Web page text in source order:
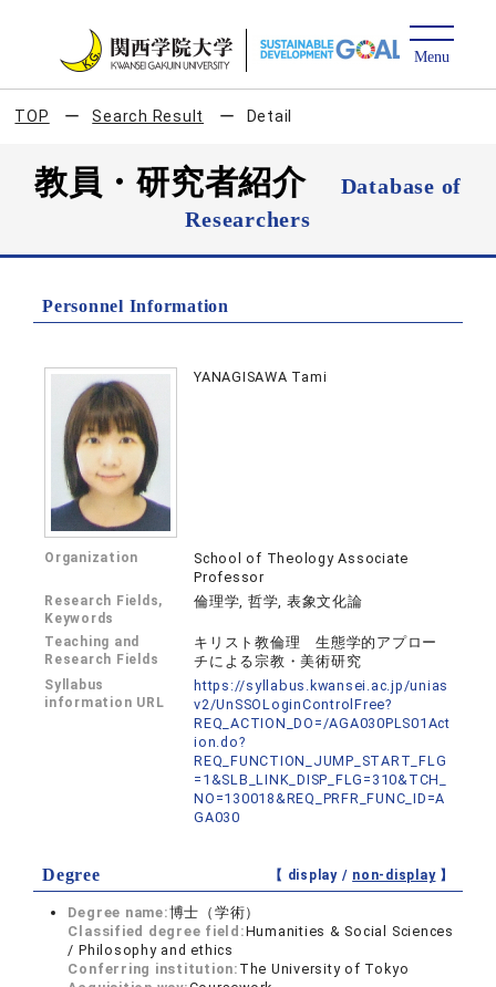
TOP Search Result Detail
教員・研究者紹介
Database of
Researchers
Personnel Information
YANAGISAWA Tami
Organization
School of Theology Associate
Professor
Research Fields,
Keywords
倫理学, 哲学, 表象文化論
Teaching and
Research Fields
キリスト教倫理 生態学的アプロー
チによる宗教・美術研究
Syllabus
information URL
https://syllabus.kwansei.ac.jp/unias
v2/UnSSOLoginControlFree?
REQ_ACTION_DO=/AGA030PLS01Act
ion.do?
REQ_FUNCTION_JUMP_START_FLG
=1&SLB_LINK_DISP_FLG=310&TCH_
NO=130018&REQ_PRFR_FUNC_ID=A
GA030
Degree 【 display / non-display】
Degree name:博士（学術）
Classified degree field:Humanities & Social Sciences
/ Philosophy and ethics
Conferring institution: The University of Tokyo